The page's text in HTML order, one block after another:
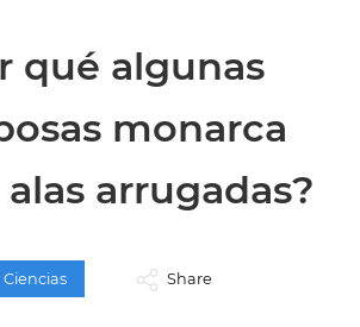
qué algunas
monarca
arrugadas?
Ciencias Share